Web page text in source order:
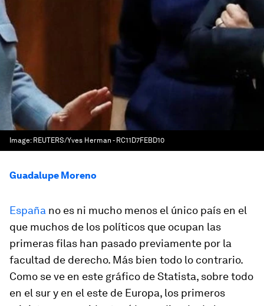
Image: REUTERS/Yves Herman - RC11D7FEBD10
Guadalupe Moreno
España no es ni mucho menos el único país en el
que muchos de los políticos que ocupan las
primeras filas han pasado previamente por la
facultad de derecho. Más bien todo lo contrario.
Como se ve en este gráfico de Statista, sobre todo
en el sur y en el este de Europa, los primeros